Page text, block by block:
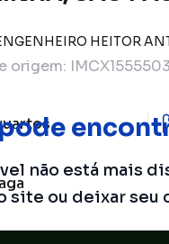
não está mais
site ou deixar
HEITOR
origem: